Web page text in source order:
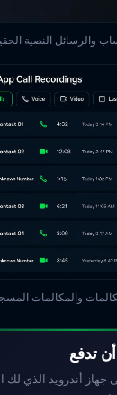
والرسائل النصية
والمكالمات
تدفع
جهاز أندرويد الذي لك